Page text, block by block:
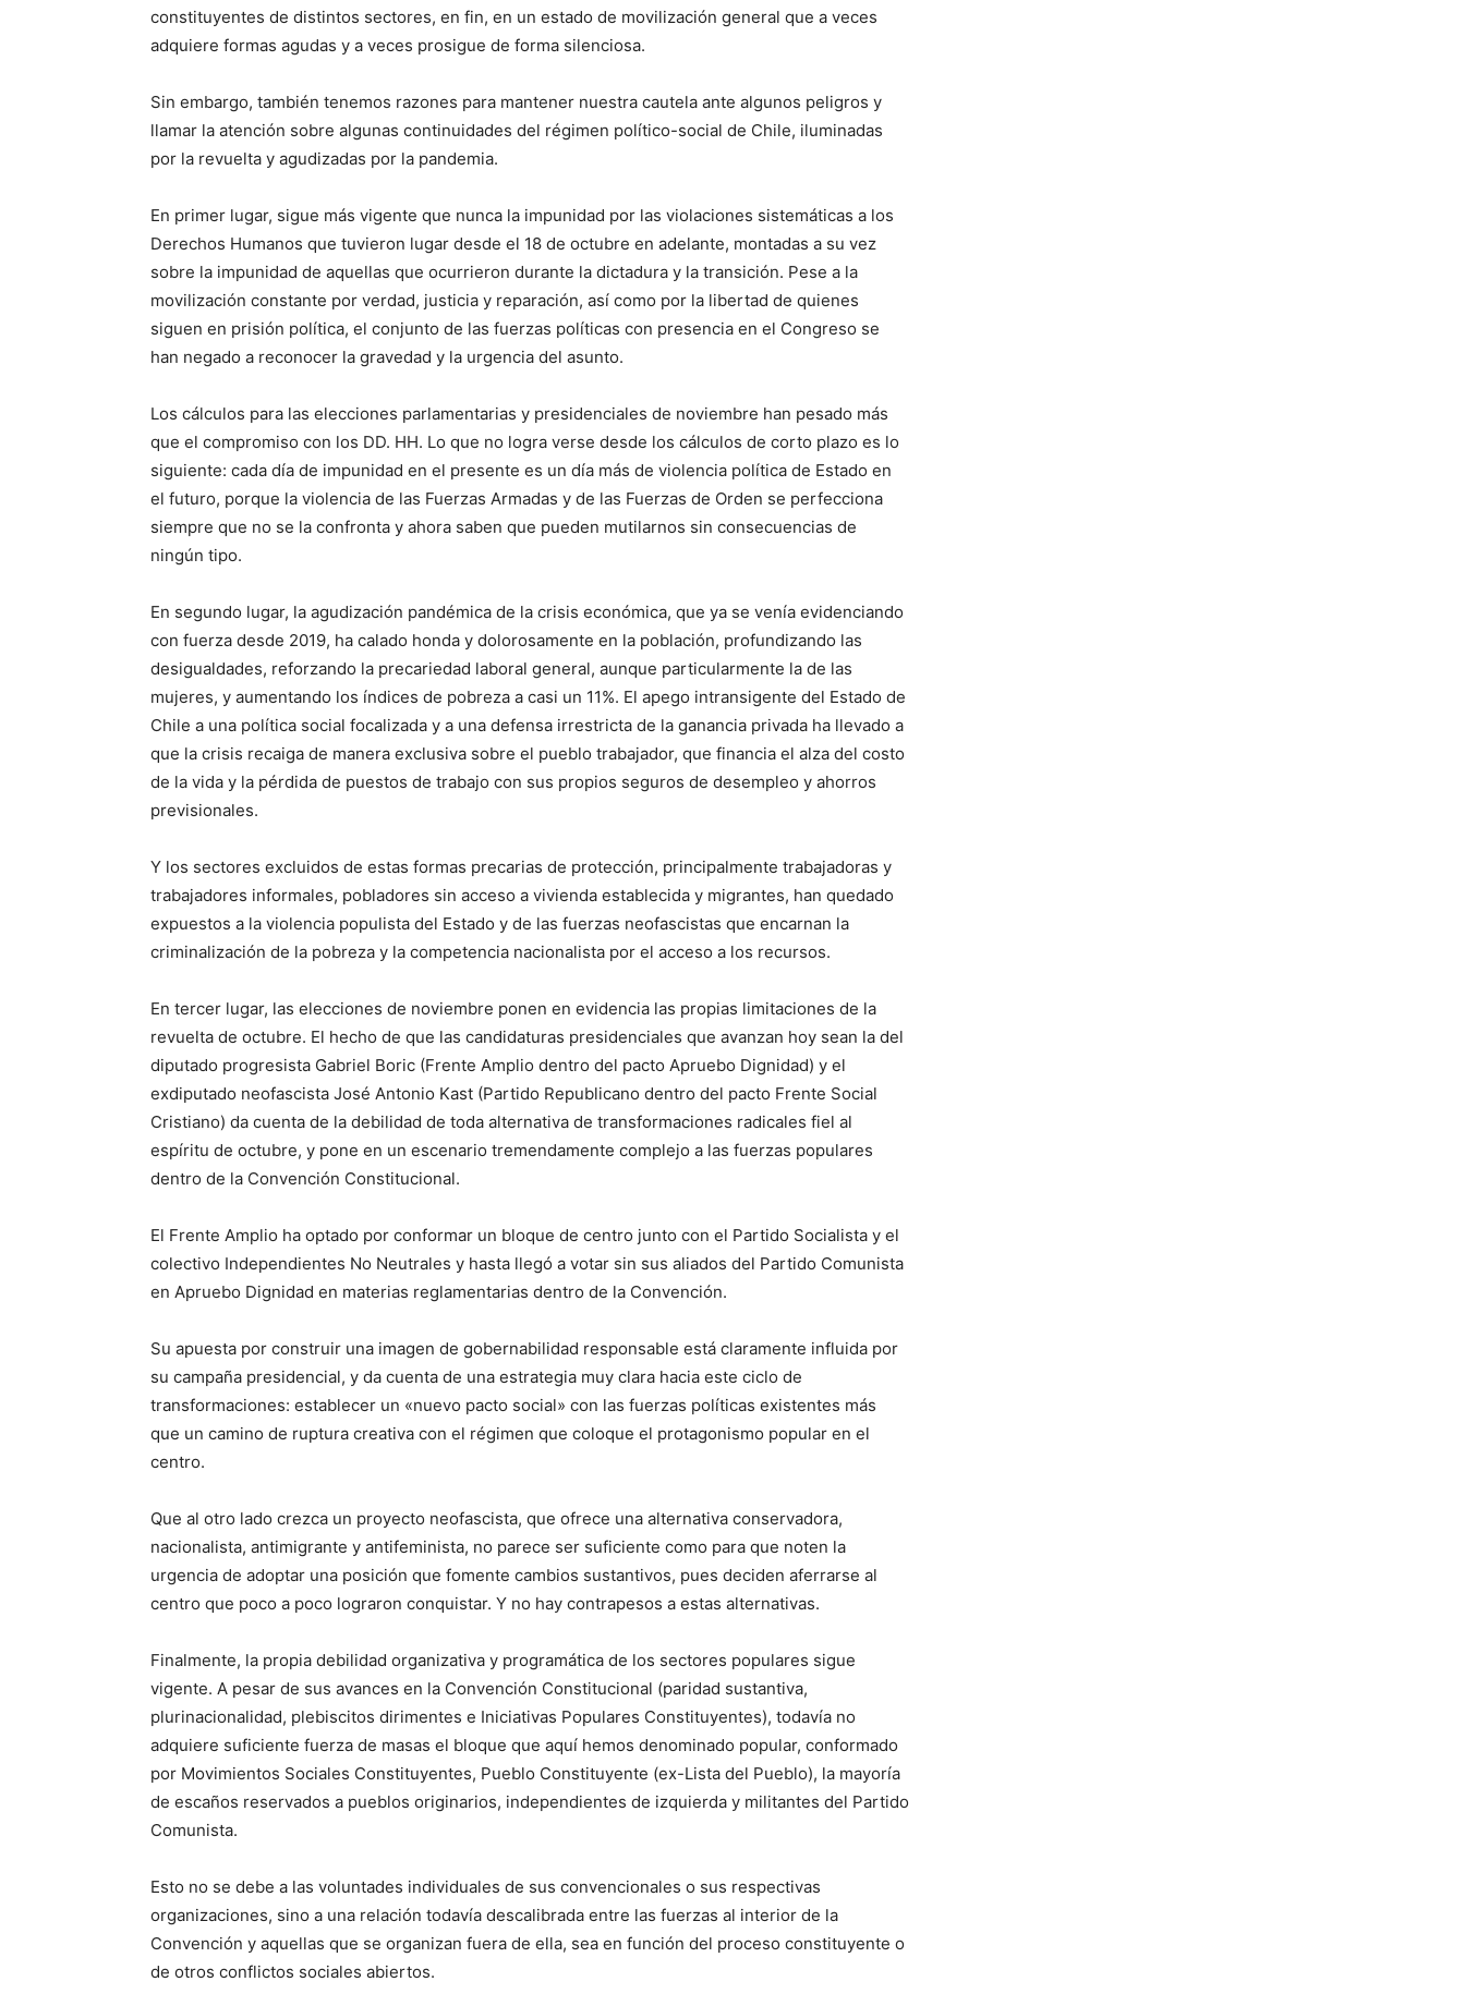
constituyentes de distintos sectores, en fin, en un estado de movilización general que a veces
adquiere formas agudas y a veces prosigue de forma silenciosa.
Sin embargo, también tenemos razones para mantener nuestra cautela ante algunos peligros y
llamar la atención sobre algunas continuidades del régimen político-social de Chile, iluminadas
por la revuelta y agudizadas por la pandemia.
En primer lugar, sigue más vigente que nunca la impunidad por las violaciones sistemáticas a los
Derechos Humanos que tuvieron lugar desde el 18 de octubre en adelante, montadas a su vez
sobre la impunidad de aquellas que ocurrieron durante la dictadura y la transición. Pese a la
movilización constante por verdad, justicia y reparación, así como por la libertad de quienes
siguen en prisión política, el conjunto de las fuerzas políticas con presencia en el Congreso se
han negado a reconocer la gravedad y la urgencia del asunto.
Los cálculos para las elecciones parlamentarias y presidenciales de noviembre han pesado más
que el compromiso con los DD. HH. Lo que no logra verse desde los cálculos de corto plazo es lo
siguiente: cada día de impunidad en el presente es un día más de violencia política de Estado en
el futuro, porque la violencia de las Fuerzas Armadas y de las Fuerzas de Orden se perfecciona
siempre que no se la confronta y ahora saben que pueden mutilarnos sin consecuencias de
ningún tipo.
En segundo lugar, la agudización pandémica de la crisis económica, que ya se venía evidenciando
con fuerza desde 2019, ha calado honda y dolorosamente en la población, profundizando las
desigualdades, reforzando la precariedad laboral general, aunque particularmente la de las
mujeres, y aumentando los índices de pobreza a casi un 11%. El apego intransigente del Estado de
Chile a una política social focalizada y a una defensa irrestricta de la ganancia privada ha llevado a
que la crisis recaiga de manera exclusiva sobre el pueblo trabajador, que financia el alza del costo
de la vida y la pérdida de puestos de trabajo con sus propios seguros de desempleo y ahorros
previsionales.
Y los sectores excluidos de estas formas precarias de protección, principalmente trabajadoras y
trabajadores informales, pobladores sin acceso a vivienda establecida y migrantes, han quedado
expuestos a la violencia populista del Estado y de las fuerzas neofascistas que encarnan la
criminalización de la pobreza y la competencia nacionalista por el acceso a los recursos.
En tercer lugar, las elecciones de noviembre ponen en evidencia las propias limitaciones de la
revuelta de octubre. El hecho de que las candidaturas presidenciales que avanzan hoy sean la del
diputado progresista Gabriel Boric (Frente Amplio dentro del pacto Apruebo Dignidad) y el
exdiputado neofascista José Antonio Kast (Partido Republicano dentro del pacto Frente Social
Cristiano) da cuenta de la debilidad de toda alternativa de transformaciones radicales fiel al
espíritu de octubre, y pone en un escenario tremendamente complejo a las fuerzas populares
dentro de la Convención Constitucional.
El Frente Amplio ha optado por conformar un bloque de centro junto con el Partido Socialista y el
colectivo Independientes No Neutrales y hasta llegó a votar sin sus aliados del Partido Comunista
en Apruebo Dignidad en materias reglamentarias dentro de la Convención.
Su apuesta por construir una imagen de gobernabilidad responsable está claramente influida por
su campaña presidencial, y da cuenta de una estrategia muy clara hacia este ciclo de
transformaciones: establecer un «nuevo pacto social» con las fuerzas políticas existentes más
que un camino de ruptura creativa con el régimen que coloque el protagonismo popular en el
centro.
Que al otro lado crezca un proyecto neofascista, que ofrece una alternativa conservadora,
nacionalista, antimigrante y antifeminista, no parece ser suficiente como para que noten la
urgencia de adoptar una posición que fomente cambios sustantivos, pues deciden aferrarse al
centro que poco a poco lograron conquistar. Y no hay contrapesos a estas alternativas.
Finalmente, la propia debilidad organizativa y programática de los sectores populares sigue
vigente. A pesar de sus avances en la Convención Constitucional (paridad sustantiva,
plurinacionalidad, plebiscitos dirimentes e Iniciativas Populares Constituyentes), todavía no
adquiere suficiente fuerza de masas el bloque que aquí hemos denominado popular, conformado
por Movimientos Sociales Constituyentes, Pueblo Constituyente (ex-Lista del Pueblo), la mayoría
de escaños reservados a pueblos originarios, independientes de izquierda y militantes del Partido
Comunista.
Esto no se debe a las voluntades individuales de sus convencionales o sus respectivas
organizaciones, sino a una relación todavía descalibrada entre las fuerzas al interior de la
Convención y aquellas que se organizan fuera de ella, sea en función del proceso constituyente o
de otros conflictos sociales abiertos.